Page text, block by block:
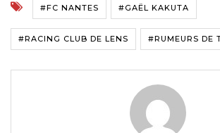
#FC NANTES #GAËL KAKUTA
#RACING CLUB DE LENS #RUMEURS DE